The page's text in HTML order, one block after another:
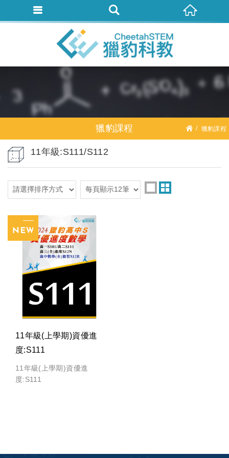
獵豹課程 獵豹課程
11年級:S111/S112
11年級(上學期)資優進
度:S111
11年級(上學期)資優進
度:S111